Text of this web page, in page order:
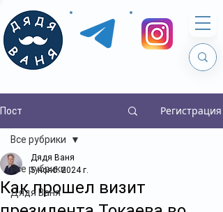
Пост Регистрация
Все рубрики
Дядя Ваня
Все рубрики
Как прошел визит
Дядя Ваня
5 нояб. 2024 г.